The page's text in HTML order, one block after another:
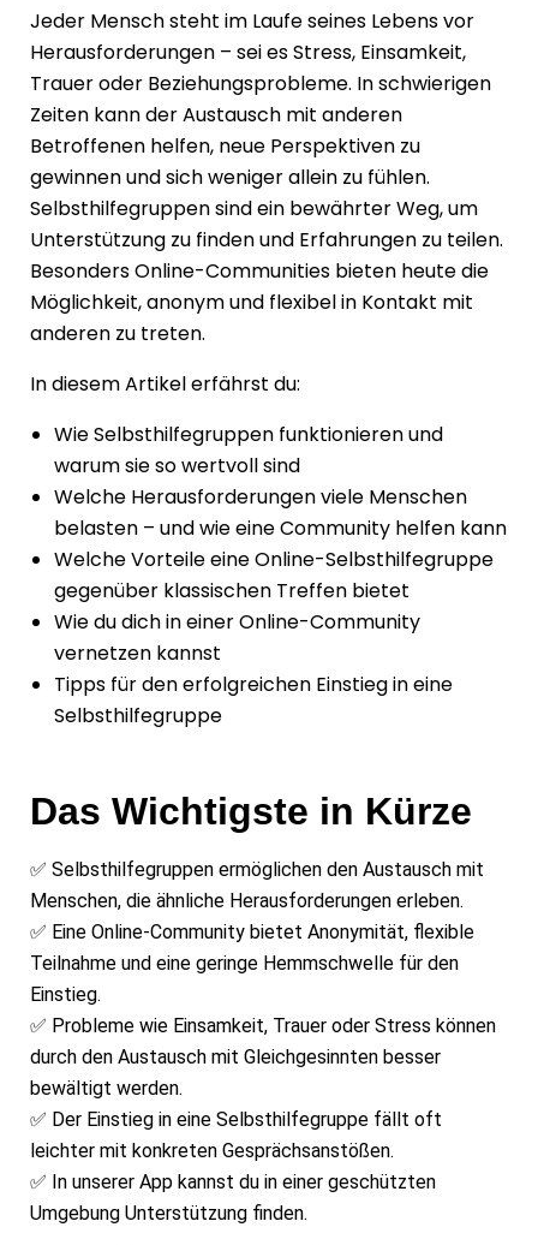
Jeder Mensch steht im Laufe seines Lebens vor
Herausforderungen – sei es Stress, Einsamkeit,
Trauer oder Beziehungsprobleme. In schwierigen
Zeiten kann der Austausch mit anderen
Betroffenen helfen, neue Perspektiven zu
gewinnen und sich weniger allein zu fühlen.
Selbsthilfegruppen sind ein bewährter Weg, um
Unterstützung zu finden und Erfahrungen zu teilen.
Besonders Online-Communities bieten heute die
Möglichkeit, anonym und flexibel in Kontakt mit
anderen zu treten.
In diesem Artikel erfährst du:
Wie Selbsthilfegruppen funktionieren und
warum sie so wertvoll sind
Welche Herausforderungen viele Menschen
belasten – und wie eine Community helfen kann
Welche Vorteile eine Online-Selbsthilfegruppe
gegenüber klassischen Treffen bietet
Wie du dich in einer Online-Community
vernetzen kannst
Tipps für den erfolgreichen Einstieg in eine
Selbsthilfegruppe
Das Wichtigste in Kürze
✅ Selbsthilfegruppen ermöglichen den Austausch mit
Menschen, die ähnliche Herausforderungen erleben.
✅ Eine Online-Community bietet Anonymität, flexible
Teilnahme und eine geringe Hemmschwelle für den
Einstieg.
✅ Probleme wie Einsamkeit, Trauer oder Stress können
durch den Austausch mit Gleichgesinnten besser
bewältigt werden.
✅ Der Einstieg in eine Selbsthilfegruppe fällt oft
leichter mit konkreten Gesprächsanstößen.
✅ In unserer App kannst du in einer geschützten
Umgebung Unterstützung finden.